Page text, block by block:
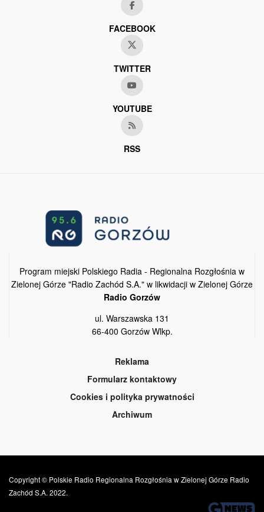
FACEBOOK
TWITTER
YOUTUBE
RSS
Program miejski Polskiego Radia - Regionalna Rozgłośnia w
Zielonej Górze "Radio Zachód S.A." w likwidacji w Zielonej Górze
Radio Gorzów
ul. Warszawska 131
66-400 Gorzów Wlkp.
Reklama
Formularz kontaktowy
Cookies i polityka prywatności
Archiwum
Copyright © Polskie Radio Regionalna Rozgłośnia w Zielonej Górze Radio
Zachód S.A. 2022.